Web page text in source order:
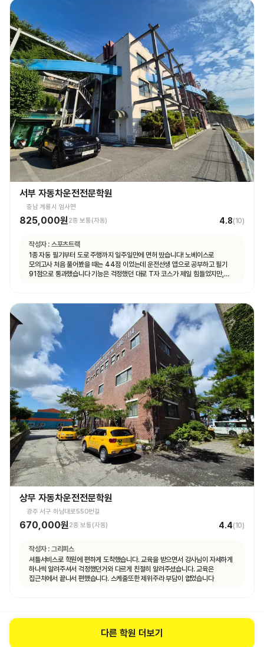
서부 자동차운전전문학원
충남 계룡시 엄사면
825,000원 2종 보통(자동) 4.8(10)
작성자 : 스포츠트랙
1종 자동 필기부터 도로 주행까지 일주일만에 면허 땄습니다! 노베이스로
모의고사 처음 풀어봤을 때는 44점 이었는데 운전선생 앱으로 공부하고 필기
91점으로 통과했습니다 기능은 걱정했던 대로 T자 코스가 제일 힘들었지만,
속에 넣어두시면 어렵지 않게 합격하실 수 있을 거예요 강사님마다 알려주시는
스타일이 조금씩 다른데, 그냥 본인이 편한 대로 운전하시면 됩니다 다들 처음
운전대 잡아보는 거니까 아무것도 모르는 게 당연한 거니, 잘 모르겠는 것이나
궁금한 게 있다면 강사님께 적극적으로 질문하시는 걸 추천드려요! 운전 잘 하면
뭐하러 학원에 오겠어요~
상무 자동차운전전문학원
광주 서구 하남대로550번길
670,000원2종 보통(자동) 4.4(10)
작성자 : 그리피스
셔틀서비스로 학원에 편하게 도착했습니다. 교육을 받으면서 강사님이 자세하게
하나씩 알려주셔서 걱정했던거와 다르게 친절히 알려주셨습니다. 교육은
집근처에서 끝나서 편했습니다. 스케줄또한 제위주라 부담이 없었습니다
다른 학원 더보기